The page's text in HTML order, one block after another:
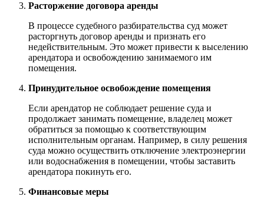
Расторжение договора аренды
В процессе судебного разбирательства суд может
расторгнуть договор аренды и признать его
недействительным. Это может привести к выселению
арендатора и освобождению занимаемого им
помещения.
Принудительное освобождение помещения
Если арендатор не соблюдает решение суда и
продолжает занимать помещение, владелец может
обратиться за помощью к соответствующим
исполнительным органам. Например, в силу решения
суда можно осуществить отключение электроэнергии
или водоснабжения в помещении, чтобы заставить
арендатора покинуть его.
Финансовые меры